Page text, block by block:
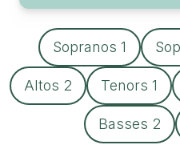
Sopranos 1
Altos 2 Tenors 1
Basses 2